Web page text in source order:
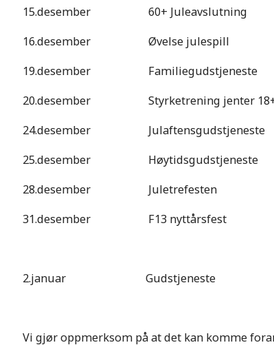
15.desember 60+
16.desember Øvelse julespill
19.desember
20.desember Styrketrening jenter
24.desember
25.desember
28.desember
31.desember F13 nyttårsfest
2.januar Gudstjeneste
Vi gjør oppmerksom på at det kan komme